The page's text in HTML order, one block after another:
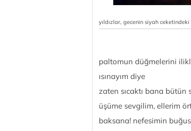
yıldızlar, gecenin siyah
paltomun düğmelerini
ısınayım diye
zaten sıcaktı bana bütün
üşüme sevgilim, ellerim
baksana! nefesimin